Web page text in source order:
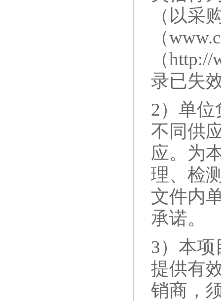
（以采
（
（
录已失
2）单
不同供
应。为
理、检
文件内
承诺。
3）本
提供有
销商，